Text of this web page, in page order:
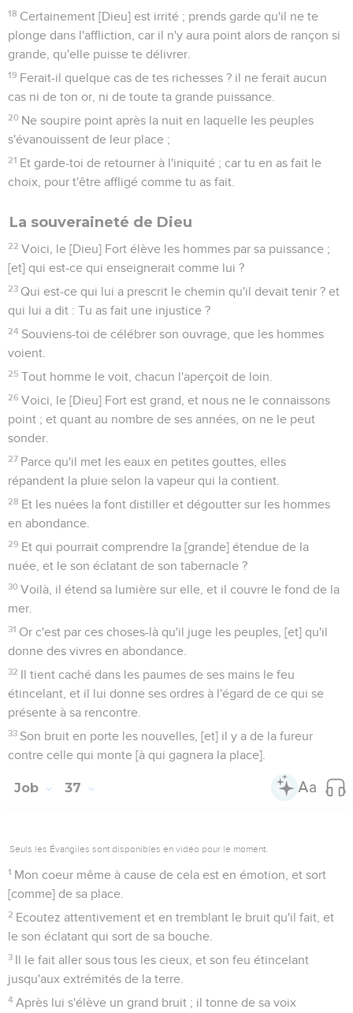
18 Certainement [Dieu] est irrité ; prends garde qu'il ne te
plonge dans l'affliction, car il n'y aura point alors de rançon si
grande, qu'elle puisse te délivrer.
19 Ferait-il quelque cas de tes richesses ? il ne ferait aucun
cas ni de ton or, ni de toute ta grande puissance.
20 Ne soupire point après la nuit en laquelle les peuples
s'évanouissent de leur place ;
21 Et garde-toi de retourner à l'iniquité ; car tu en as fait le
choix, pour t'être affligé comme tu as fait.
La souveraineté de Dieu
22 Voici, le [Dieu] Fort élève les hommes par sa puissance ;
[et] qui est-ce qui enseignerait comme lui ?
23 Qui est-ce qui lui a prescrit le chemin qu'il devait tenir ? et
qui lui a dit : Tu as fait une injustice ?
24 Souviens-toi de célébrer son ouvrage, que les hommes
voient.
25 Tout homme le voit, chacun l'aperçoit de loin.
26 Voici, le [Dieu] Fort est grand, et nous ne le connaissons
point ; et quant au nombre de ses années, on ne le peut
sonder.
27 Parce qu'il met les eaux en petites gouttes, elles
répandent la pluie selon la vapeur qui la contient.
28 Et les nuées la font distiller et dégoutter sur les hommes
en abondance.
29 Et qui pourrait comprendre la [grande] étendue de la
nuée, et le son éclatant de son tabernacle ?
30 Voilà, il étend sa lumière sur elle, et il couvre le fond de la
mer.
31 Or c'est par ces choses-là qu'il juge les peuples, [et] qu'il
donne des vivres en abondance.
32 Il tient caché dans les paumes de ses mains le feu
étincelant, et il lui donne ses ordres à l'égard de ce qui se
présente à sa rencontre.
33 Son bruit en porte les nouvelles, [et] il y a de la fureur
contre celle qui monte [à qui gagnera la place].
Job 37
Seuls les Évangiles sont disponibles en vidéo pour le moment.
1 Mon coeur même à cause de cela est en émotion, et sort
[comme] de sa place.
2 Ecoutez attentivement et en tremblant le bruit qu'il fait, et
le son éclatant qui sort de sa bouche.
3 Il le fait aller sous tous les cieux, et son feu étincelant
jusqu'aux extrémités de la terre.
4 Après lui s'élève un grand bruit ; il tonne de sa voix